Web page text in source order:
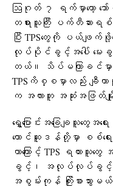
ဩဂုတ် ၇ ရက်မှာတော့
တရားသူကြီး ပက်တီဆား
ပြီး TPSတွေကို ပယ်ဖျက်
လုပ်ပိုင်ခွင့်အပေါ် မေး
တယ်။ သိပ်မကြာခင်မှာ
TPSကိစ္စမှာလည်း ချီ
က အလားတူ အဆုံးအဖြတ်မ
ရွှေ့ပြောင်းအခြေချသူတွေ
တောင်ဆူဒန်တို့မှာ စစ်ရ
တာကြောင့် TPS ရထာ
ခွင့်၊ အလုပ်လုပ်ခွင့် ဆက်
အစွမ်းကုန် ကြိုးစားသွားမယ်လို့